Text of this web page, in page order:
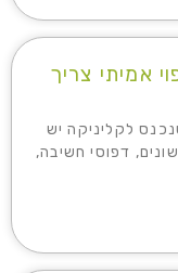
אמיתי צריך
לקליניקה יש
דפוסי חשיבה,